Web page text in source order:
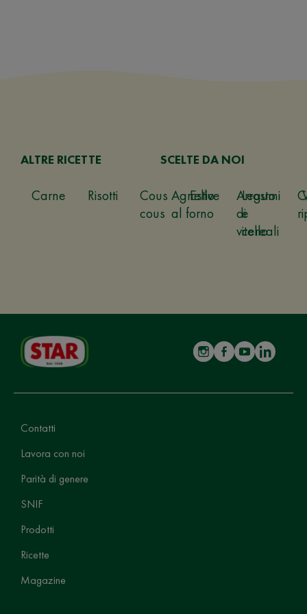
ALTRE RICETTE
Carne Risotti
Cous
cous
Estive
Legumi
e
cereali
SCELTE DA NOI
Agnello
al forno
Arrosto
di
vitello
Contatti
Lavora con noi
Parità di genere
SNIF
Prodotti
Ricette
Magazine